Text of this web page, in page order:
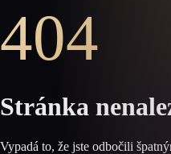
404
Stránka
Vypadá to, že jste odbočili